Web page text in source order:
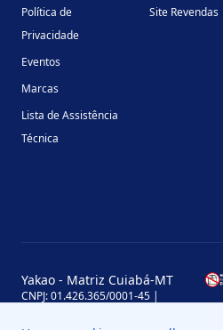
Política de
Privacidade
Eventos
Marcas
Lista de Assistência
Técnica
Site Revendas
Yakao - Matriz Cuiabá-MT
CNPJ: 01.426.365/0001-45 |